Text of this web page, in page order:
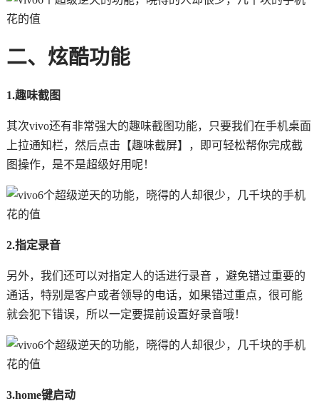
二、炫酷功能
1.趣味截图
其次vivo还有非常强大的趣味截图功能，只要我们在手机桌面
上拉通知栏，然后点击【趣味截屏】，即可轻松帮你完成截
图操作，是不是超级好用呢！
2.指定录音
另外，我们还可以对指定人的话进行录音 ，避免错过重要的
通话，特别是客户或者领导的电话，如果错过重点，很可能
就会犯下错误，所以一定要提前设置好录音哦！
3.home键启动